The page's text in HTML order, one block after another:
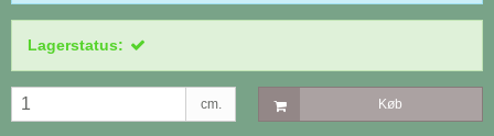
Lagerstatus:
cm. Køb